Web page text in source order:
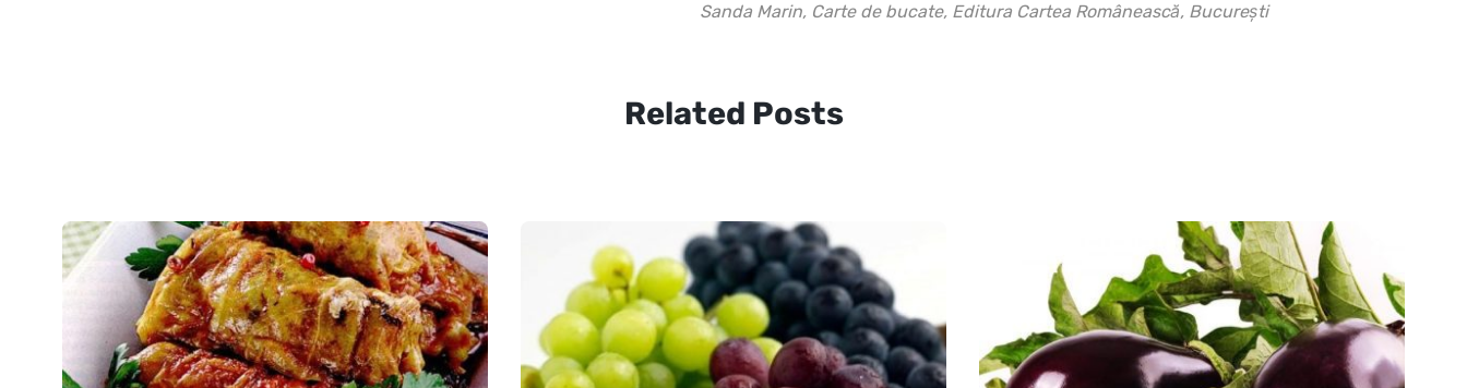
Sanda Marin, Carte de bucate, Editura Cartea Românească, Bucureşti
Related Posts